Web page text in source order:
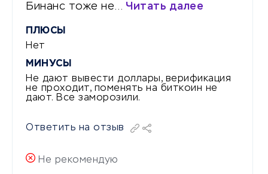
Бинанс тоже не… Читать далее
ПЛЮСЫ
Нет
МИНУСЫ
Не дают вывести доллары, верификация
не проходит, поменять на биткоин не
дают. Все заморозили.
Ответить на отзыв
Не рекомендую